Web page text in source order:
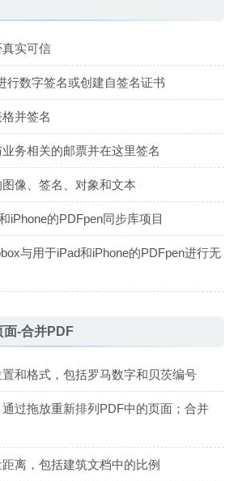
实可信
行数字签名或创建自签名证书
并签名
务相关的邮票并在这里签名
像、签名、对象和文本
iPhone的PDFpen同步库项目
与用于iPad和iPhone的PDFpen进行无
面-合并PDF
和格式，包括罗马数字和贝茨编号
过拖放重新排列PDF中的页面；合并
离，包括建筑文档中的比例